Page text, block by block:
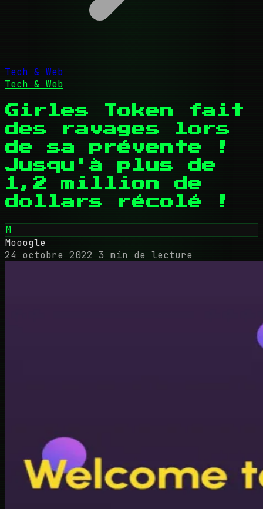
Tech & Web
Tech & Web
Girles Token fait
des ravages lors
de sa prévente !
Jusqu'à plus de
1,2 million de
dollars récolé !
M
Mooogle
24 octobre 2022 3 min de lecture